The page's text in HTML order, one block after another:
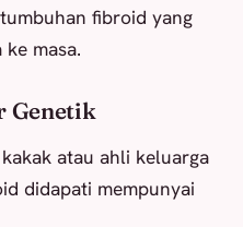
fibroid yang
masa.
Genetik
atau ahli keluarga
didapati mempunyai